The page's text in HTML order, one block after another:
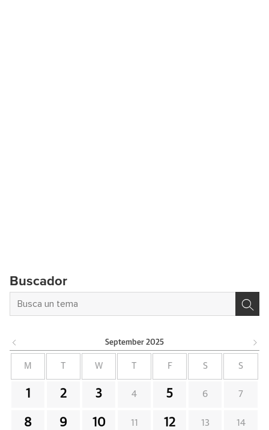
Buscador
September 2025
M W F S S
1 2 3 4 5 6 7
8 9 10 11 12 13 14